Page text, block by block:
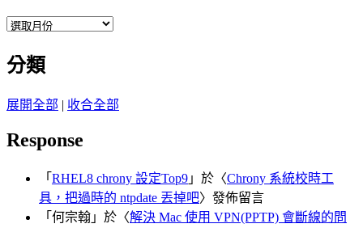
彙
分類
展開全部 | 收合全部
Response
「 RHEL8 chrony 設定Top9 」於〈Chrony 系統校時工
具，把過時的 ntpdate 丟掉吧〉發佈留言
「 何宗翰 」於〈解決 Mac 使用 VPN(PPTP) 會斷線的問